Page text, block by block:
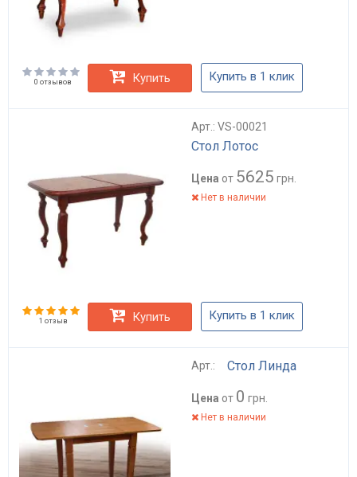
0 отзывов Купить Купить в 1 клик
Арт.: VS-00021
Стол Лотос
Цена от 5625 грн.
Нет в наличии
1 отзыв Купить Купить в 1 клик
Арт.: Стол Линда
Цена от 0 грн.
Нет в наличии